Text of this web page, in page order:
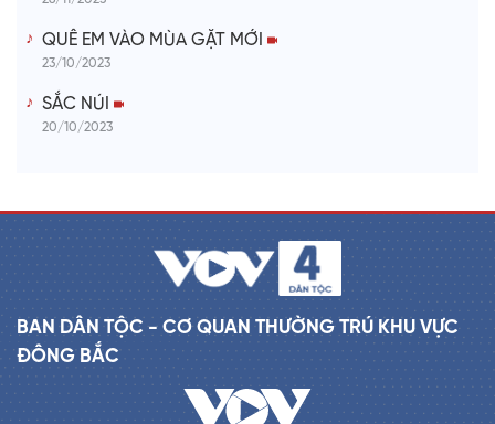
QUÊ EM VÀO MÙA GẶT MỚI
23/10/2023
SẮC NÚI
20/10/2023
BAN DÂN TỘC - CƠ QUAN THƯỜNG TRÚ KHU VỰC
ĐÔNG BẮC